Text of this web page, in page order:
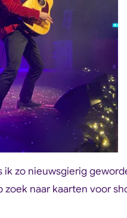
zo nieuwsgierig
naar kaarten voor